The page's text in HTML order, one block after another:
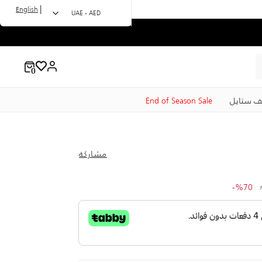
ستايل End of Season Sale
UAE - AED
|
English
مشاركة
Price
to 109.00 AED
%70-